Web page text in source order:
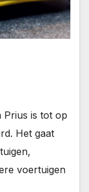
Prius is tot op
Het gaat
voertuigen